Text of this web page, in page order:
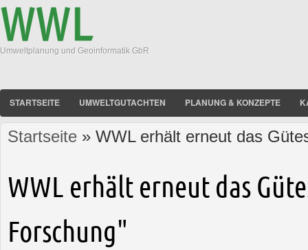
Umweltplanung und Geoinformatik GbR
STARTSEITE UMWELTGUTACHTEN PLANUNG & KONZEPTE
Sie sind hier
Startseite » WWL erhält erneut das
WWL erhält erneut das
Forschung"